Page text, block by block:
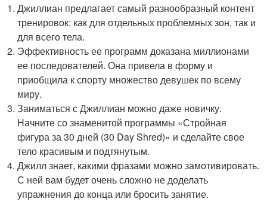
Джиллиан предлагает самый разнообразный контент
тренировок: как для отдельных проблемных зон, так и
для всего тела.
Эффективность ее программ доказана миллионами
ее последователей. Она привела в форму и
приобщила к спорту множество девушек по всему
миру.
Заниматься с Джиллиан можно даже новичку.
Начните со знаменитой программы «Стройная
фигура за 30 дней (30 Day Shred)» и сделайте свое
тело красивым и подтянутым.
Джилл знает, какими фразами можно замотивировать.
С ней вам будет очень сложно не доделать
упражнения до конца или бросить занятие.